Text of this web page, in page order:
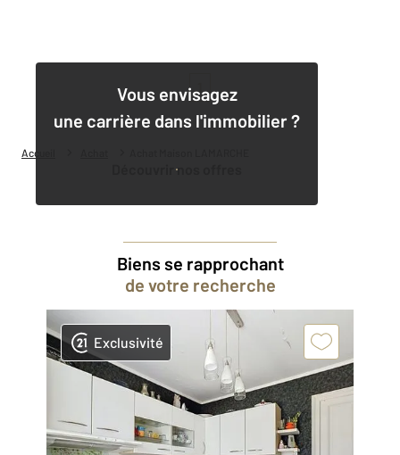
Accueil
Vous envisagez
une carrière dans l'immobilier ?
Découvrir nos offres
1
Biens se rapprochant
de votre recherche
Exclusivité